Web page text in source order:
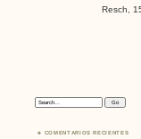
Resch,
Search:
COMENTARIOS RECIENTES